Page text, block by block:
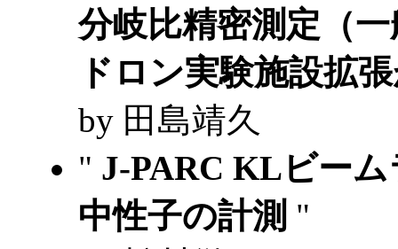
分岐比精密測定（
ドロン実験施設拡
by 田島靖久
" J-PARC KLビー
中性子の計測 "